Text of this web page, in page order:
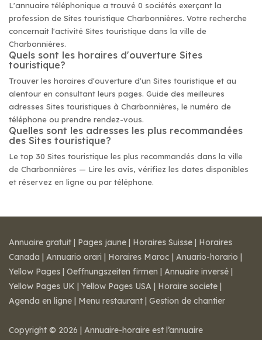
L'annuaire téléphonique a trouvé 0 sociétés exerçant la
profession de Sites touristique Charbonnières. Votre recherche
concernait l'activité Sites touristique dans la ville de
Charbonnières.
Quels sont les horaires d'ouverture Sites
touristique?
Trouver les horaires d'ouverture d'un Sites touristique et au
alentour en consultant leurs pages. Guide des meilleures
adresses Sites touristiques à Charbonnières, le numéro de
téléphone ou prendre rendez-vous.
Quelles sont les adresses les plus recommandées
des Sites touristique?
Le top 30 Sites touristique les plus recommandés dans la ville
de Charbonnières — Lire les avis, vérifiez les dates disponibles
et réservez en ligne ou par téléphone.
Annuaire gratuit | Pages jaune | Horaires Suisse | Horaires
Canada | Annuario orari | Horaires Maroc | Anuario-horario |
Yellow Pages | Oeffnungszeiten firmen | Annuaire inversé |
Yellow Pages UK | Yellow Pages USA | Horaire societe |
Agenda en ligne | Menu restaurant | Gestion de chantier
Copyright © 2026 | Annuaire-horaire est l’annuaire